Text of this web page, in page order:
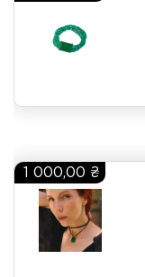
1 000,00 ₴